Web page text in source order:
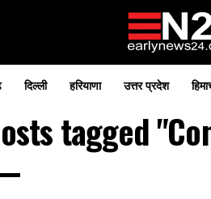
दिल्ली हरियाणा उत्तर प्रदेश
tagged